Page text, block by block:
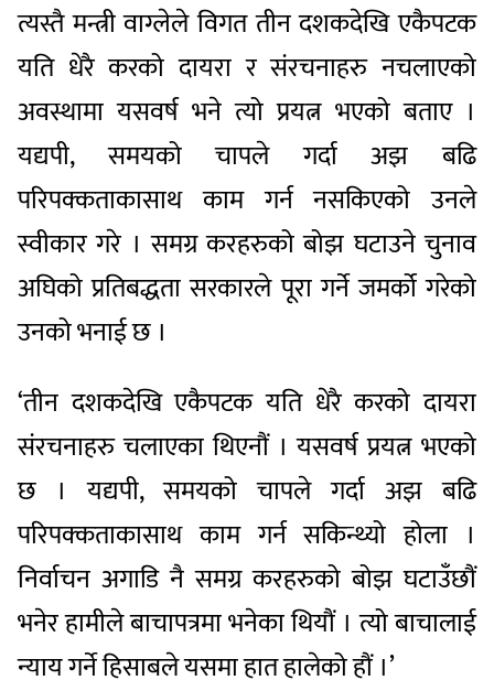
त्यस्तै मन्त्री वाग्लेले विगत तीन दशकदेखि एकैपटक
यति धेरै करको दायरा र संरचनाहरु नचलाएको
अवस्थामा यसवर्ष भने त्यो प्रयत्न भएको बताए ।
यद्यपी, समयको चापले गर्दा अझ बढि
परिपक्कताकासाथ काम गर्न नसकिएको उनले
स्वीकार गरे । समग्र करहरुको बोझ घटाउने चुनाव
अघिको प्रतिबद्धता सरकारले पूरा गर्ने जमर्को गरेको
उनको भनाई छ ।
‘तीन दशकदेखि एकैपटक यति धेरै करको दायरा
संरचनाहरु चलाएका थिएनौं । यसवर्ष प्रयत्न भएको
छ । यद्यपी, समयको चापले गर्दा अझ बढि
परिपक्कताकासाथ काम गर्न सकिन्थ्यो होला ।
निर्वाचन अगाडि नै समग्र करहरुको बोझ घटाउँछौं
भनेर हामीले बाचापत्रमा भनेका थियौं । त्यो बाचालाई
न्याय गर्ने हिसाबले यसमा हात हालेको हौं ।’